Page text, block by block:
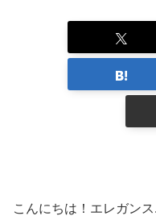
こんにちは！エレガン